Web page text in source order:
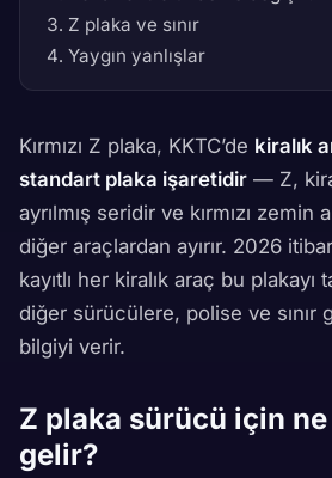
Z plaka ve sınır
Yaygın yanlışlar
Kırmızı Z plaka, KKTC’de kiralık
standart plaka işaretidir — Z,
ayrılmış seridir ve kırmızı zemin
diğer araçlardan ayırır. 2026
kayıtlı her kiralık araç bu plakayı
diğer sürücülere, polise ve sınır
bilgiyi verir.
Z plaka sürücü için
gelir?